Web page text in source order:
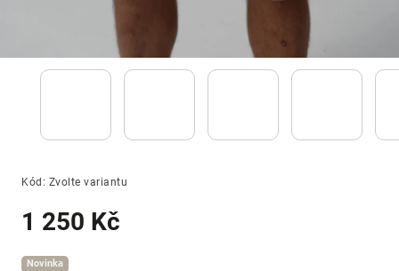
Kód: Zvolte variantu
1 250 Kč
Novinka